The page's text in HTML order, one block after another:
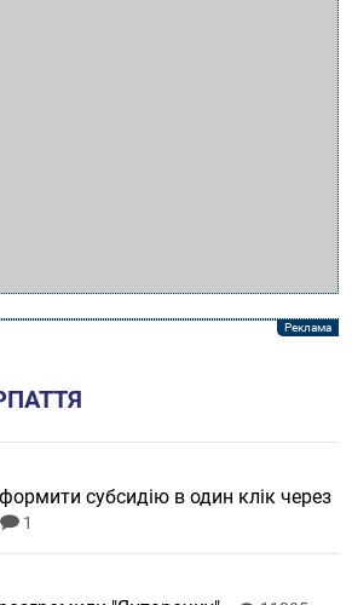
субсидію в один клік через
1